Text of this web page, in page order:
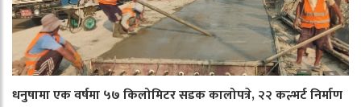
धनुषामा एक वर्षमा ५७ किलोमिटर सडक कालोपत्रे, २२ कल्भर्ट निर्माण